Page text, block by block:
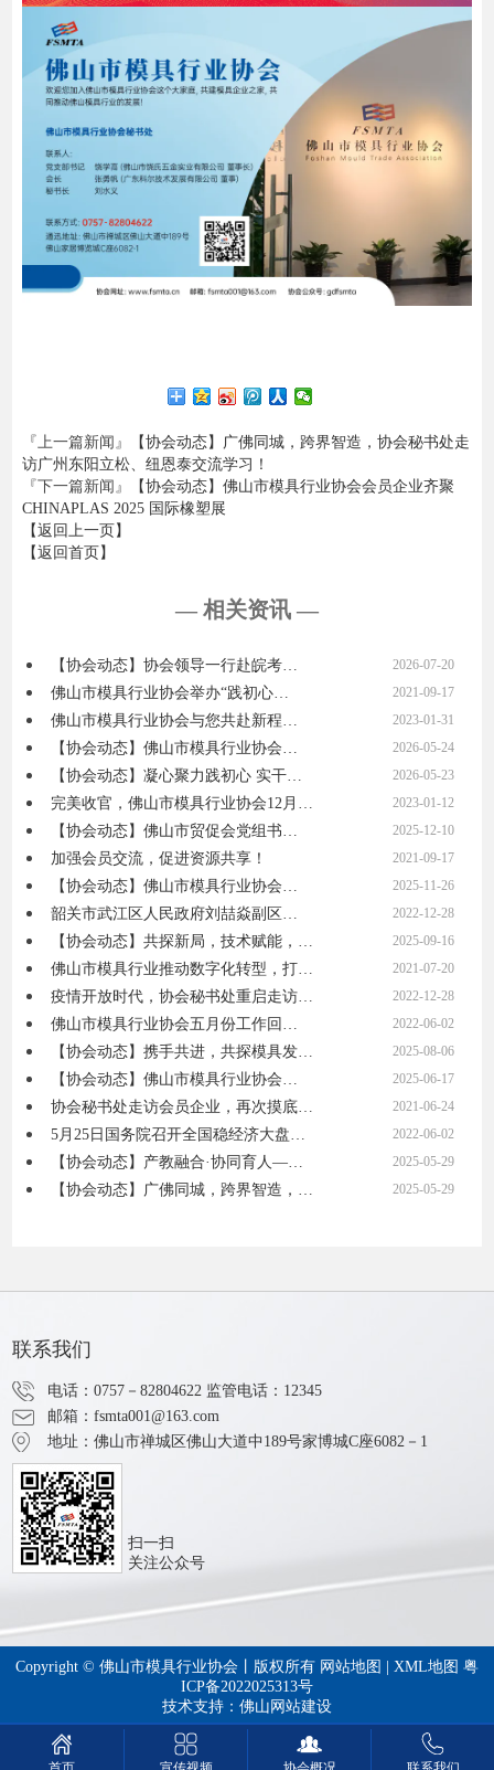
『上一篇新闻』
【协会动态】广佛同城，跨界智造，协会秘书处走
访广州东阳立松、纽恩泰交流学习！
『下一篇新闻』
【协会动态】佛山市模具行业协会会员企业齐聚
CHINAPLAS 2025 国际橡塑展
【返回上一页】
【返回首页】
— 相关资讯 —
【协会动态】协会领导一行赴皖考… 2026-07-20
佛山市模具行业协会举办“践初心… 2021-09-17
佛山市模具行业协会与您共赴新程… 2023-01-31
【协会动态】佛山市模具行业协会… 2026-05-24
【协会动态】凝心聚力践初心 实干… 2026-05-23
完美收官，佛山市模具行业协会12月… 2023-01-12
【协会动态】佛山市贸促会党组书… 2025-12-10
加强会员交流，促进资源共享！ 2021-09-17
【协会动态】佛山市模具行业协会… 2025-11-26
韶关市武江区人民政府刘喆焱副区… 2022-12-28
【协会动态】共探新局，技术赋能，… 2025-09-16
佛山市模具行业推动数字化转型，打… 2021-07-20
疫情开放时代，协会秘书处重启走访… 2022-12-28
佛山市模具行业协会五月份工作回… 2022-06-02
【协会动态】携手共进，共探模具发… 2025-08-06
【协会动态】佛山市模具行业协会… 2025-06-17
协会秘书处走访会员企业，再次摸底… 2021-06-24
5月25日国务院召开全国稳经济大盘… 2022-06-02
【协会动态】产教融合·协同育人—… 2025-05-29
【协会动态】广佛同城，跨界智造，… 2025-05-29
联系我们
电话：0757－82804622 监管电话：12345
邮箱：fsmta001@163.com
地址：佛山市禅城区佛山大道中189号家博城C座6082－1
扫一扫
关注公众号
Copyright © 佛山市模具行业协会丨版权所有 网站地图 XML地图 粤
ICP备2022025313号
技术支持： 佛山网站建设